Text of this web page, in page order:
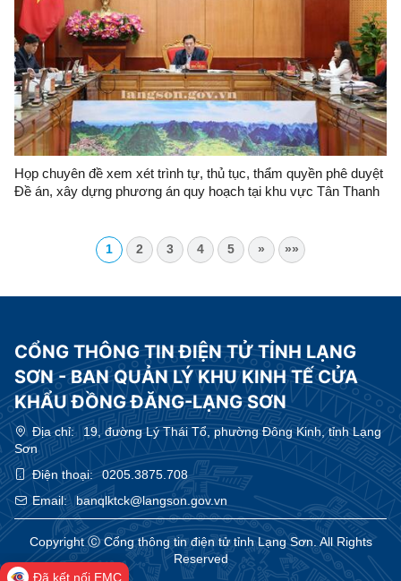
Họp chuyên đề xem xét trình tự, thủ tục, thẩm quyền phê duyệt
Đề án, xây dựng phương án quy hoạch tại khu vực Tân Thanh
1 2 3 4 5 » »»
CỔNG THÔNG TIN ĐIỆN TỬ TỈNH LẠNG
SƠN - BAN QUẢN LÝ KHU KINH TẾ CỬA
KHẨU ĐỒNG ĐĂNG-LẠNG SƠN
Địa chỉ:
19, đường Lý Thái Tổ, phường Đông Kinh, tỉnh Lạng
Sơn
Điện thoại:
0205.3875.708
Email:
banqlktck@langson.gov.vn
Copyright Ⓒ Cổng thông tin điện tử tỉnh Lạng Sơn. All Rights
Reserved
Đã kết nối EMC